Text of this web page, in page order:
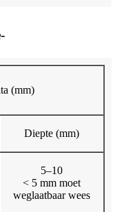
(mm)
Diepte (mm)
5–10
< 5 mm moet
weglaatbaar wees